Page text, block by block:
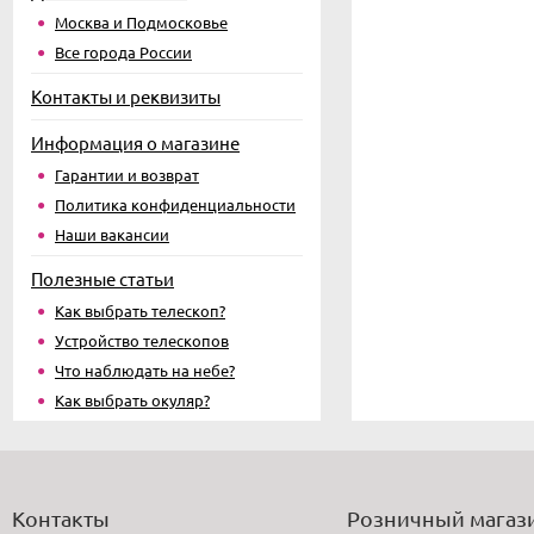
Москва и Подмосковье
Все города России
Контакты и реквизиты
Информация о магазине
Гарантии и возврат
Политика конфиденциальности
Наши вакансии
Полезные статьи
Как выбрать телескоп?
Устройство телескопов
Что наблюдать на небе?
Как выбрать окуляр?
Контакты Розничный